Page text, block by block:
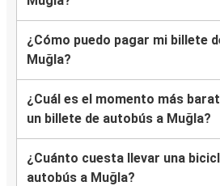
¿Cómo puedo pagar mi billete
Muğla?
¿Cuál es el momento más
un billete de autobús a Muğla?
¿Cuánto cuesta llevar una
autobús a Muğla?